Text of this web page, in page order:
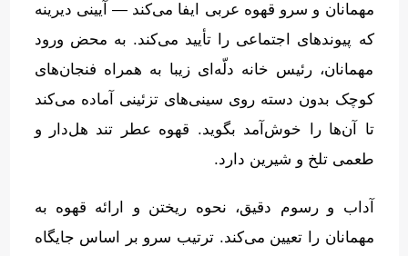
مهمانان و سرو قهوه عربی ایفا می‌کند — آیینی دیرینه
که پیوندهای اجتماعی را تأیید می‌کند. به محض ورود
مهمانان، رئیس خانه دلّه‌ای زیبا به همراه فنجان‌های
کوچک بدون دسته روی سینی‌های تزئینی آماده می‌کند
تا آن‌ها را خوش‌آمد بگوید. قهوه عطر تند هل‌دار و
طعمی تلخ و شیرین دارد.
آداب و رسوم دقیق، نحوه ریختن و ارائه قهوه به
مهمانان را تعیین می‌کند. ترتیب سرو بر اساس جایگاه